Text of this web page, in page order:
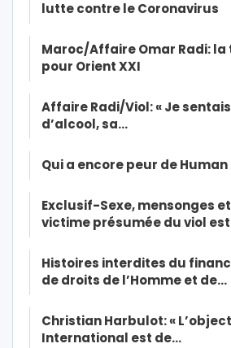
lutte contre le Coronavirus
Maroc/Affaire Omar Radi:
pour Orient XXI
Affaire Radi/Viol: « Je
d’alcool, sa…
Qui a encore peur de
Exclusif-Sexe, mensonges
victime présumée du viol
Histoires interdites du
de droits de l’Homme et de…
Christian Harbulot: «
International est de…